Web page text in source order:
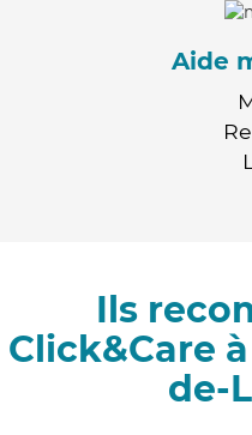
Aide
Ils
Click&Care
de-